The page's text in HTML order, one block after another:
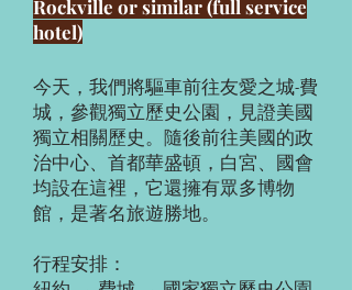
Rockville or similar (full service
hotel)
今天，我們將驅車前往友愛之城-費
城，參觀獨立歷史公園，見證美國
獨立相關歷史。隨後前往美國的政
治中心、首都華盛頓，白宮、國會
均設在這裡，它還擁有眾多博物
館，是著名旅遊勝地。
行程安排：